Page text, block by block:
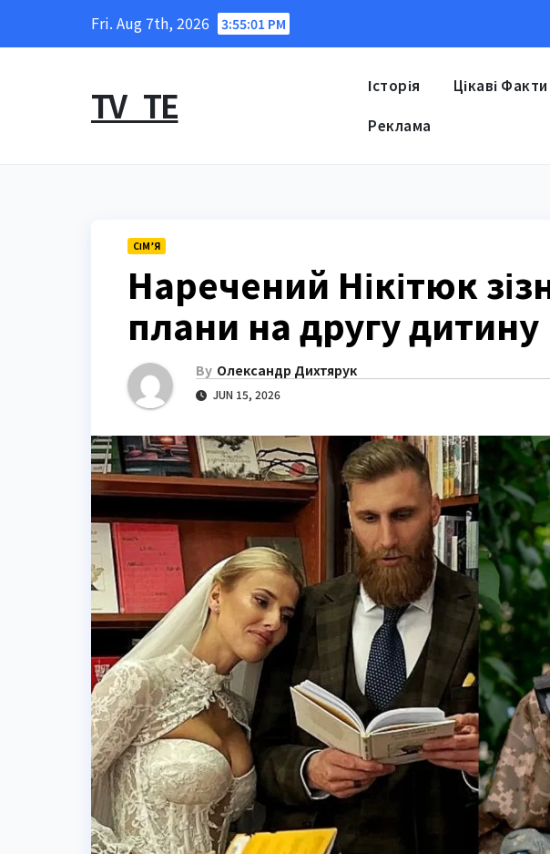
Fri. Aug 7th, 2026 3:55:02 PM
TV_TE Історія Цікаві Факти
Реклама
СІМ’Я
Наречений Нікітюк
плани на другу дитину
By Олександр Дихтярук
JUN 15, 2026